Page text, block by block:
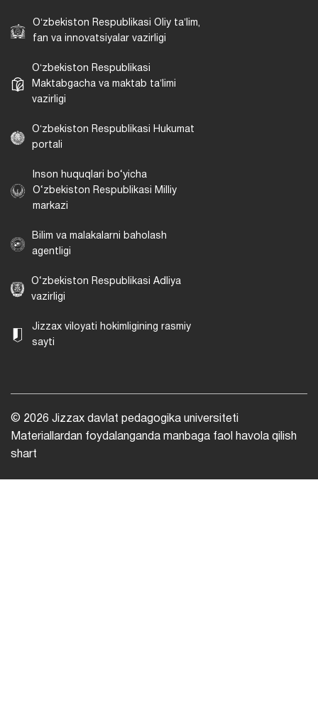
Oʻzbekiston Respublikasi Oliy taʼlim,
fan va innovatsiyalar vazirligi
Oʻzbekiston Respublikasi
Maktabgacha va maktab taʼlimi
vazirligi
Oʻzbekiston Respublikasi Hukumat
portali
Inson huquqlari bo‘yicha
O‘zbekiston Respublikasi Milliy
markazi
Bilim va malakalarni baholash
agentligi
O‘zbekiston Respublikasi Adliya
vazirligi
Jizzax viloyati hokimligining rasmiy
sayti
© 2026 Jizzax davlat pedagogika universiteti
Materiallardan foydalanganda manbaga faol havola qilish
shart